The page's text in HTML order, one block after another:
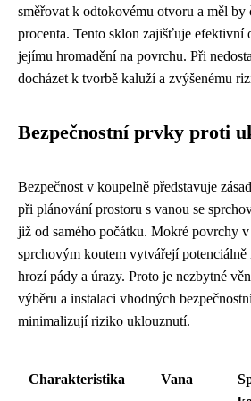
směřovat k odtokovému otvoru a měl
procenta. Tento sklon zajišťuje efektivní
jejímu hromadění na povrchu. Při
docházet k tvorbě kaluží a zvýšenému
Bezpečnostní prvky proti
Bezpečnost v koupelně představuje
při plánování prostoru s vanou se
již od samého počátku. Mokré povrchy
sprchovým koutem vytvářejí potenciálně
hrozí pády a úrazy. Proto je nezbytné
výběru a instalaci vhodných
minimalizují riziko uklouznutí.
Charakteristika Vana